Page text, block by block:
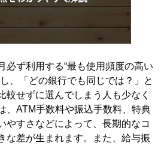
クのデジタル化動向
ト銀行を選ぶメリット・デメリット
優遇や自動化サービス
面サポートがない
用制限・障害リスク
リット・デメリット
・対面サポートの安心感
必ず利用する“最も使用頻度の高い
、「どの銀行でも同じでは？」と
較せずに選んでしまう人も少なく
、ATM手数料や振込手数料、特典
やすさなどによって、長期的なコ
な差が生まれます。また、給与振